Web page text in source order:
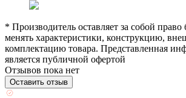
* Производитель оставляет за собой право
менять характеристики, конструкцию,
комплектацию товара. Представленная
является публичной офертой
Отзывов пока нет
Оставить отзыв